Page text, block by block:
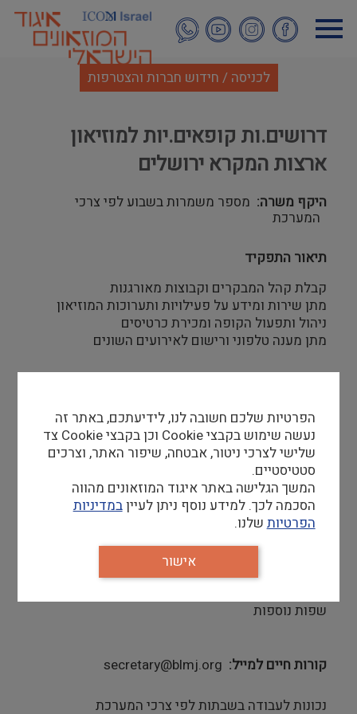
לתוכן
העיקרי
לכניסה / חידוש חברות והצטרפות
דרושים.ות קופאים.יות למוזיאון
ארצות המקרא ירושלים
היקף משרה מספר משמרות בשבוע לפי צרכי
המערכת
תיאור התפקיד
קבלת קהל המבקרים וקבוצות מאורגנות
מתן שירות ומידע על פעילויות ותערוכות המוזיאון
ניהול ותפעול הקופה ומכירת כרטיסים
מתן מענה טלפוני ורישום לאירועים השונים
ניסיון בעבודה עם קהל- חובה
ידע וניסיון בניהול קופה
יחסי אנוש טובים ותודעת שירות גבוהה
עברית ואנגלית ברמה גבוהה
מכירות ומתן שירות – יתרון משמעותי
שפות נוספות
קורות חיים למייל secretary@blmj.org
נכונות לעבודה בשבתות לפי צרכי המערכת
הפרטיות שלכם חשובה לנו, לידיעתכם, באתר זה
נעשה שימוש בקבצי Cookie וכן בקבצי Cookie צד
שלישי לצרכי ניטור, אבטחה, שיפור האתר, וצרכים
סטטיסטיים.
המשך הגלישה באתר איגוד המוזאונים מהווה
הסכמה לכך. למידע נוסף ניתן לעייןבמדיניות
הפרטיותשלנו.
אישור